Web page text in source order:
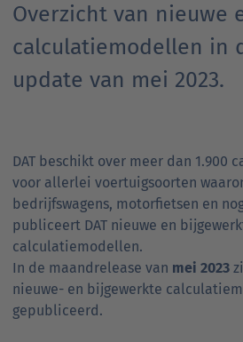
Overzicht van nieuwe
calculatiemodellen in
update van mei 2023.
DAT beschikt over meer dan 1.900
voor allerlei voertuigsoorten
bedrijfswagens, motorfietsen en
publiceert DAT nieuwe en
calculatiemodellen.
In de maandrelease van mei 2023
nieuwe- en bijgewerkte
gepubliceerd.